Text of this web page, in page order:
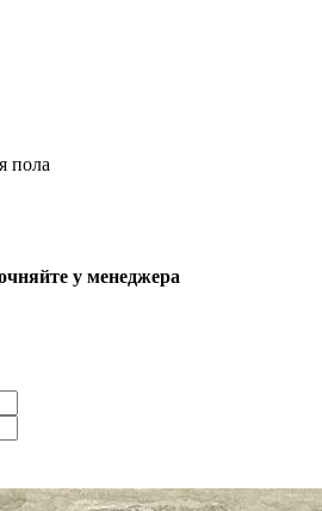
пола
у менеджера